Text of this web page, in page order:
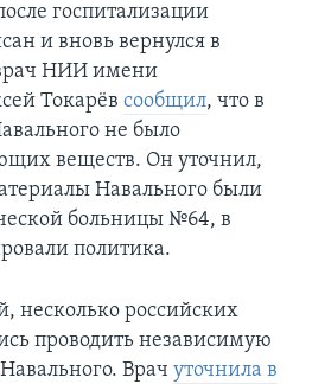
госпитализации
и вновь вернулся в
НИИ имени
Токарёв сообщил, что в
не было
веществ. Он уточнил,
Навального были
больницы №64, в
политика.
несколько российских
проводить независимую
Врач уточнила в